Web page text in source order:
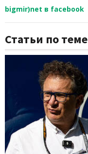
bigmir)net в facebook
Статьи по теме